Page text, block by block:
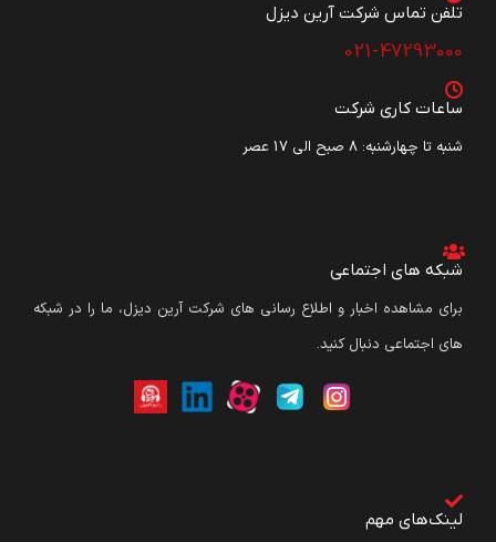
تلفن تماس شرکت آرین دیزل​
021-47293000
ساعات کاری شرکت
شنبه تا چهارشنبه: ۸ صبح الی 17 عصر
شبکه های اجتماعی
برای مشاهده اخبار و اطلاع رسانی های شرکت آرین دیزل، ما را در شبکه
های اجتماعی دنبال کنید.
لینک‌های مهم